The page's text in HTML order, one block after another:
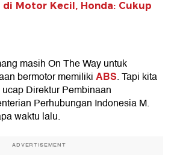
di Motor Kecil, Honda: Cukup
masih On The Way untuk
bermotor memilikiABS. Tapi kita
Direktur Pembinaan
Perhubungan Indonesia M.
waktu lalu.
ADVERTISEMENT